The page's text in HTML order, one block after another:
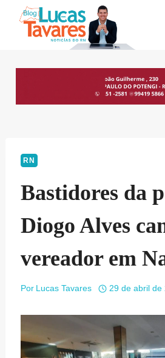
RN
Bastidores da
Diogo Alves
vereador em
Por Lucas Tavares 29 de abril de